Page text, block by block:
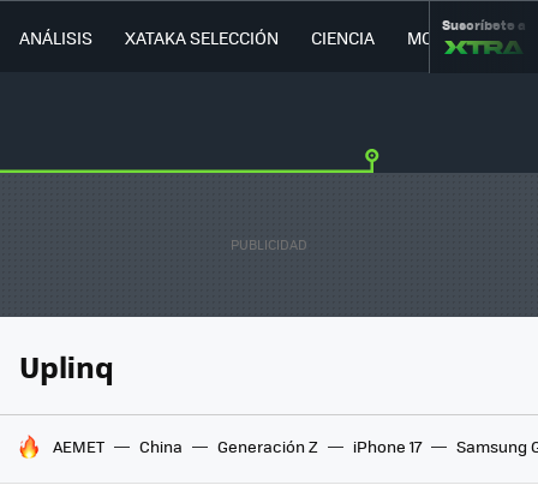
ANÁLISIS XATAKA SELECCIÓN CIENCIA MOVILIDAD
Suscríbete a
Uplinq
HOY SE HABLA DE
AEMET China Generación Z iPhone 17 Samsung